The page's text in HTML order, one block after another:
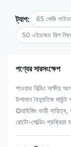
ট্যাগ: 65 কেজি
50 এইচজেড শিল্প
পণ্যের সারসংক্ষেপ
পাওয়ার বিল্ডিং অক্ষীয়
উপাদান বৈদ্যুতিক
◎হাউজিং ভারী
রোটো-মোল্ডিং প্রক্রিয়া